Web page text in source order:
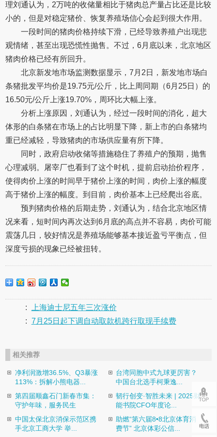
理刘通认为，2万吨的收储量相比于猪肉总产量占比还是比较
小的，但是对稳定猪价、恢复养殖场信心会起到很大作用。
一段时间的猪肉价格持续下滑，已经导致养殖户出现悲
观情绪，甚至出现恐慌性抛售。不过，6月底以来，北京地区
猪肉价格已经有所回升。
北京新发地市场监测数据显示，7月2日，新发地市场白
条猪批发平均价是19.75元/公斤，比上周同期（6月25日）的
16.50元/公斤上涨19.70%，周环比大幅上涨。
分析上涨原因，刘通认为，经过一段时间的消化，超大
体形的白条猪在市场上的占比明显下降，新上市的白条猪均
重已经减轻，导致猪肉的市场供应量有所下降。
同时，政府启动收储等措施稳住了养殖户的预期，抛售
心理减弱。屠宰厂也看到了这个时机，提前启动抬价程序，
使得肉价上涨的时间早于猪价上涨的时间，肉价上涨的幅度
高于猪价上涨的幅度。到目前，肉价基本上已经爬出谷底。
预判猪肉价格的后期走势，刘通认为，结合北京地区情
况来看，短时间内再次达到6月底的高点并不容易，肉价可能
震荡几日，较好情况是养殖场能够基本接近盈亏平衡点，但
深度亏损的现象已经被扭转。
:
上海迪士尼五年三次涨价
: 7月25日起下调自动取款机跨行取现手续费
相关推荐
净利润激增36.5%、Q3暴涨
113%：拆解小熊电器...
台湾同胞中式九球更厉害？
中国台北选手柯秉逸...
第四届顺鑫石门新春市集：
守护年味，服务民生
韧行创变·智胜未来 | 2025财
能书院CFO年度论...
中国太保北京消保示范区携
手北京工商大学 举...
助燃“第六届8•8北京体育消
费节” 北京体彩公信...